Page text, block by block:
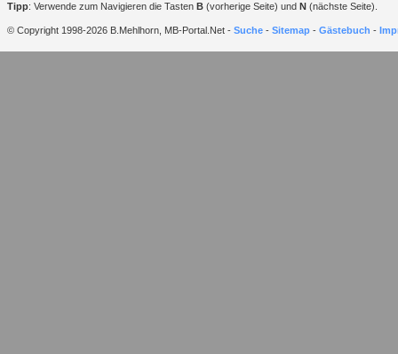
Tipp: Verwende zum Navigieren die Tasten B (vorherige Seite) und N (nächste Seite).
© Copyright 1998-2026 B.Mehlhorn, MB-Portal.Net - Suche - Sitemap - Gästebuch -